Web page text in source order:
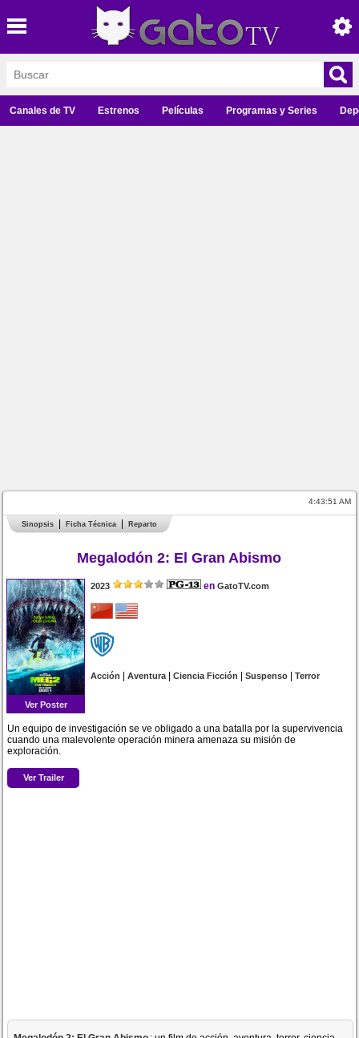
Canales de TV Estrenos Películas Programas y Series
4:43:51 AM
Sinopsis Ficha Técnica Reparto
Megalodón 2: El Gran Abismo
Ver Poster
2023 en GatoTV.com
Acción |Aventura|Ciencia Ficción |Suspenso |Terror
Un equipo de investigación se ve obligado a una batalla por la supervivencia
cuando una malevolente operación minera amenaza su misión de
exploración.
Ver Trailer